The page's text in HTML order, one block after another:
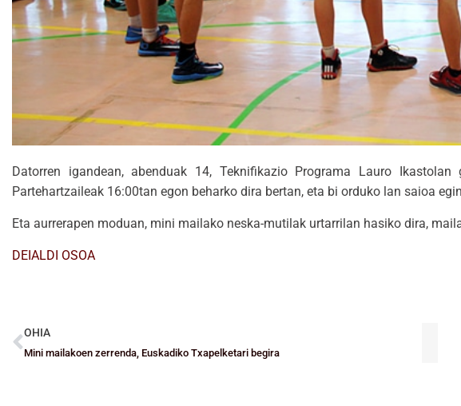
Datorren igandean, abenduak 14, Teknifikazio Programa Lauro
Partehartzaileak 16:00tan egon beharko dira bertan, eta bi orduko lan saioa
Eta aurrerapen moduan, mini mailako neska-mutilak urtarrilan hasiko dira,
DEIALDI OSOA
OHIA
Mini mailakoen zerrenda, Euskadiko Txapelketari begira